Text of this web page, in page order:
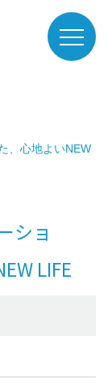
、心地よいNEW
ショ
LIFE